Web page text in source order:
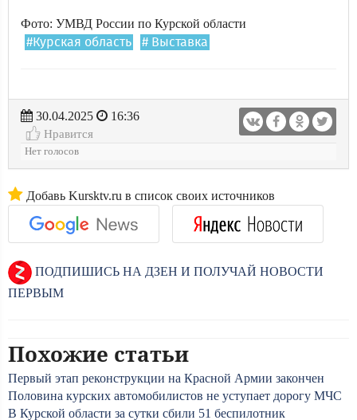
Фото: УМВД России по Курской области
#Курская область # Выставка
30.04.2025
16:36
Нравится
Нет голосов
Добавь Kursktv.ru в список своих источников
ПОДПИШИСЬ НА ДЗЕН И ПОЛУЧАЙ НОВОСТИ
ПЕРВЫМ
Похожие статьи
Первый этап реконструкции на Красной Армии закончен
Половина курских автомобилистов не уступает дорогу МЧС
В Курской области за сутки сбили 51 беспилотник